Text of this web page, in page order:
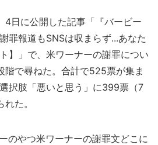
日に公開した記事「『バービー
罪報道もSNSは収まらず...あなた
】」で、米ワーナーの謝罪につい
階で尋ねた。合計で525票が集ま
択肢「悪いと思う」に399票（7
た。
のやつ米ワーナーの謝罪文どこに